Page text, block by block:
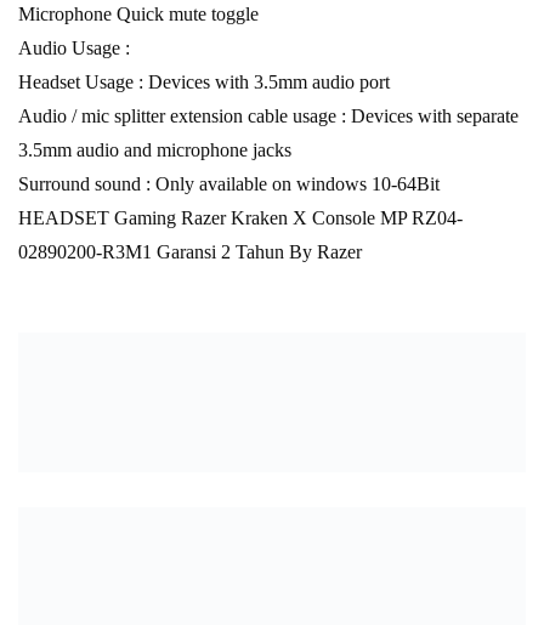
Microphone Quick mute toggle
Audio Usage :
Headset Usage : Devices with 3.5mm audio port
Audio / mic splitter extension cable usage : Devices with separate
3.5mm audio and microphone jacks
Surround sound : Only available on windows 10-64Bit
HEADSET Gaming Razer Kraken X Console MP RZ04-
02890200-R3M1 Garansi 2 Tahun By Razer